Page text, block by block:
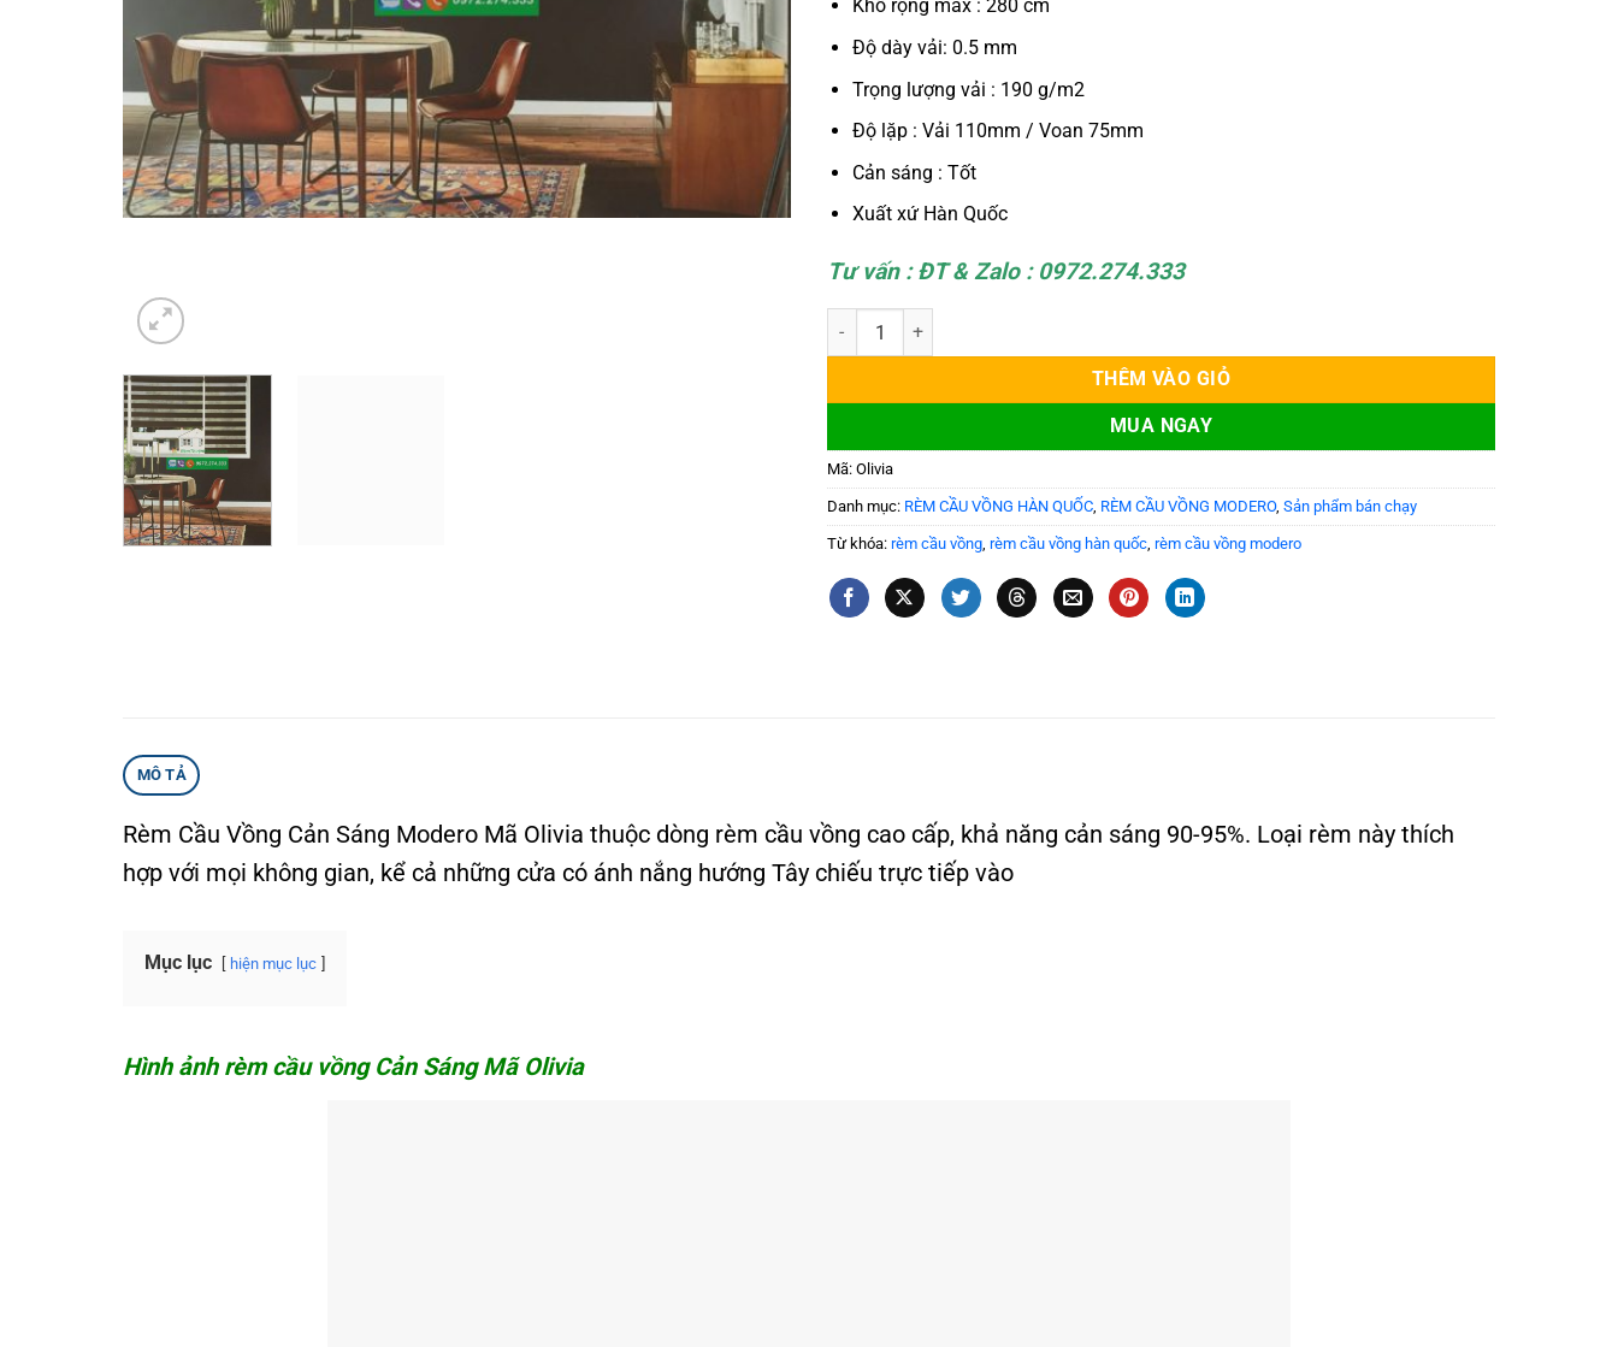
Khổ rộng max : 280 cm
Độ dày vải: 0.5 mm
Trọng lượng vải : 190 g/m2
Độ lặp : Vải 110mm / Voan 75mm
Cản sáng : Tốt
Xuất xứ Hàn Quốc
Tư vấn : ĐT & Zalo : 0972.274.333
Rèm Cầu Vồng Cản Sáng Modero Mã Olivia số lượng
THÊM VÀO GIỎ
MUA NGAY
Mã: Olivia
Danh mục: RÈM CẦU VỒNG HÀN QUỐC, RÈM CẦU VỒNG MODERO, Sản phẩm bán chạy
Từ khóa: rèm cầu vồng, rèm cầu vồng hàn quốc, rèm cầu vồng modero
MÔ TẢ
Rèm Cầu Vồng Cản Sáng Modero Mã Olivia thuộc dòng rèm cầu vồng cao cấp, khả năng cản sáng 90-95%. Loại rèm này thích
hợp với mọi không gian, kể cả những cửa có ánh nắng hướng Tây chiếu trực tiếp vào
Mục lục hiện mục lục
Hình ảnh rèm cầu vồng Cản Sáng Mã Olivia